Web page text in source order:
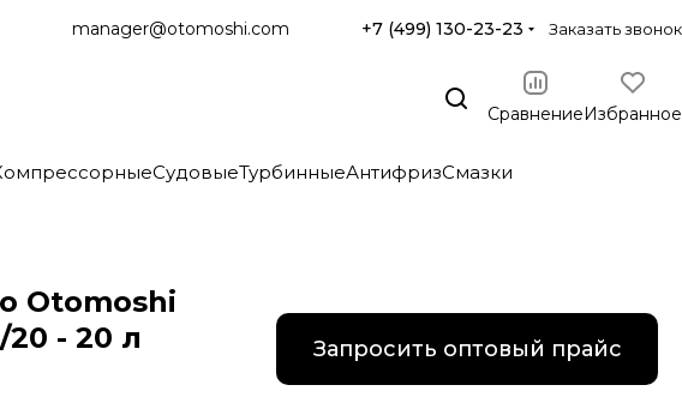
manager@otomoshi.com +7 (499) 130-23-23 Заказать звонок
СравнениеИзбранное
СудовыеТурбинныеАнтифризСмазки
Otomoshi
- 20 л
Запросить оптовый прайс